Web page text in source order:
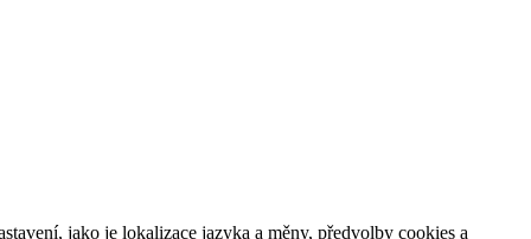
jako je lokalizace jazyka a měny, předvolby cookies a